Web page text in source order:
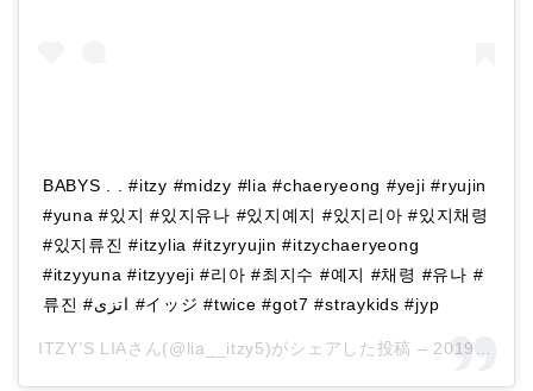
BABYS . . #itzy #midzy #lia #chaeryeong #yeji #ryujin
#yuna #있지 #있지유나 #있지예지 #있지리아 #있지채령
#있지류진 #itzylia #itzyryujin #itzychaeryeong
#itzyyuna #itzyyeji #리아 #최지수 #예지 #채령 #유나 #
류진 #اتزی #イッジ #twice #got7 #straykids #jyp
ITZY’S LIAさん(@lia__itzy5)がシェアした投稿 – 2019年 9月月9日午前2時58分PDT